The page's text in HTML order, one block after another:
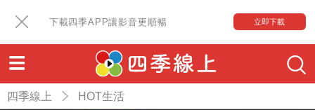
下載四季APP讓影音更順暢 立即下載
四季線上 HOT生活